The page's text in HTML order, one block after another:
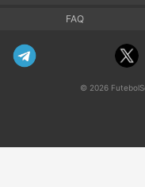
FAQ
© 2026